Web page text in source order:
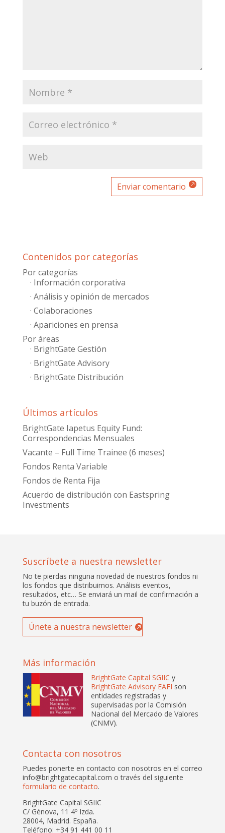
Enviar comentario
Contenidos por categorías
Por categorías
· Información corporativa
· Análisis y opinión de mercados
· Colaboraciones
· Apariciones en prensa
Por áreas
· BrightGate Gestión
· BrightGate Advisory
· BrightGate Distribución
Últimos artículos
BrightGate Iapetus Equity Fund:
Correspondencias Mensuales
Vacante – Full Time Trainee (6 meses)
Fondos Renta Variable
Fondos de Renta Fija
Acuerdo de distribución con Eastspring
Investments
Suscríbete a nuestra newsletter
No te pierdas ninguna novedad de nuestros fondos ni
los fondos que distribuimos. Análisis eventos,
resultados, etc… Se enviará un mail de confirmación a
tu buzón de entrada.
Únete a nuestra newsletter
Más información
BrightGate Capital SGIIC y
BrightGate Advisory EAFI son
entidades registradas y
supervisadas por la Comisión
Nacional del Mercado de Valores
(CNMV).
Contacta con nosotros
Puedes ponerte en contacto con nosotros en el correo
info@brightgatecapital.com o través del siguiente
formulario de contacto.
BrightGate Capital SGIIC
C/ Génova, 11 4º Izda.
28004, Madrid. España.
Teléfono: +34 91 441 00 11